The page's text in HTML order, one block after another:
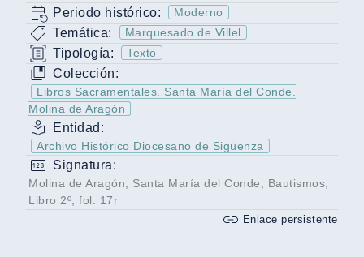
Periodo histórico: Moderno
Temática: Marquesado de Villel
Tipología: Texto
Colección:
Libros Sacramentales. Santa María del Conde.
Molina de Aragón
Entidad:
Archivo Histórico Diocesano de Sigüenza
Signatura:
Molina de Aragón, Santa María del Conde, Bautismos,
Libro 2º, fol. 17r
Enlace persistente